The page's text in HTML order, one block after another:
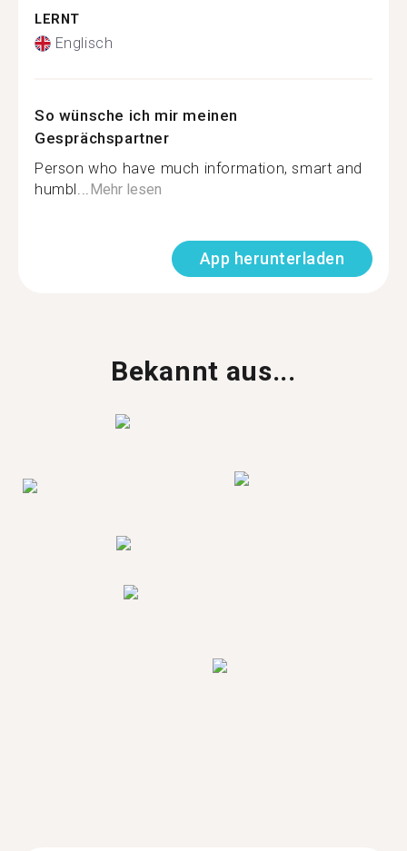
LERNT
Englisch
So wünsche ich mir meinen
Gesprächspartner
Person who have much information, smart and
humbl...Mehr lesen
App herunterladen
Bekannt aus...